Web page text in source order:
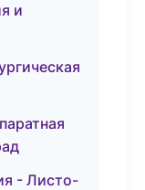
и
- Листо-